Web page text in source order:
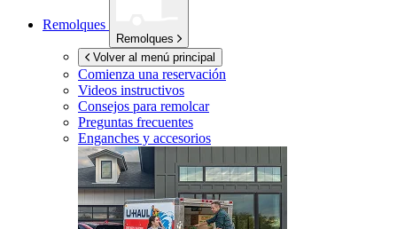
Remolques
Remolques
Volver al menú principal
Comienza una reservación
Videos instructivos
Consejos para remolcar
Preguntas frecuentes
Enganches y accesorios